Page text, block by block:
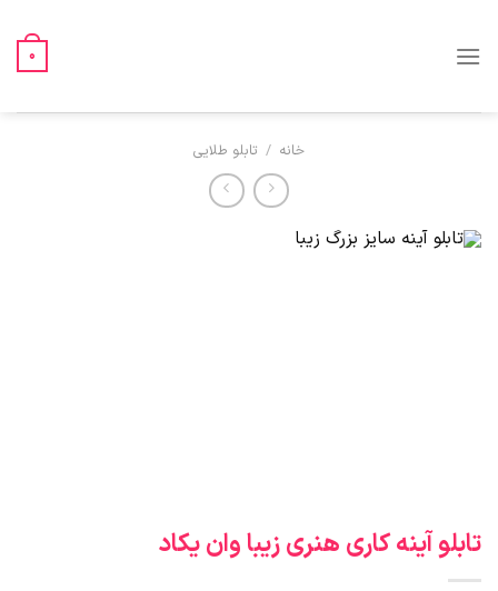
content
0
خانه / تابلو طلایی
تابلو آینه کاری هنری زیبا وان یکاد